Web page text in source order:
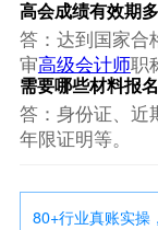
高会成绩有效期
答：达到国家合
审高级会计师职
需要哪些材料报
答：身份证、近
年限证明等。
80+行业真账实操